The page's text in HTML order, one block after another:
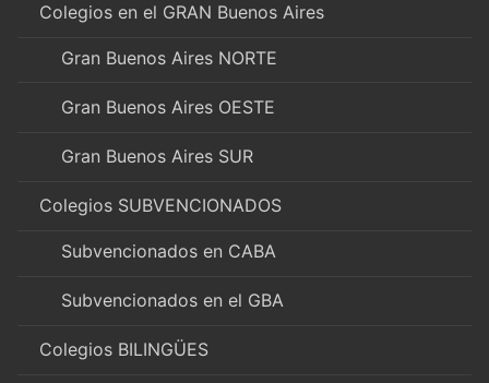
Colegios en el GRAN Buenos Aires
Gran Buenos Aires NORTE
Gran Buenos Aires OESTE
Gran Buenos Aires SUR
Colegios SUBVENCIONADOS
Subvencionados en CABA
Subvencionados en el GBA
Colegios BILINGÜES